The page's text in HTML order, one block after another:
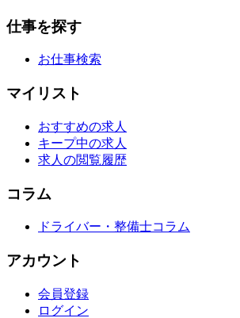
仕事を探す
お仕事検索
マイリスト
おすすめの求人
キープ中の求人
求人の閲覧履歴
コラム
ドライバー・整備士コラム
アカウント
会員登録
ログイン